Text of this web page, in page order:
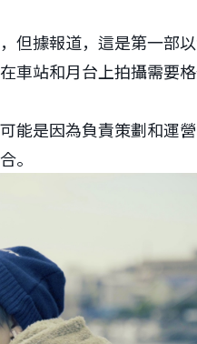
但據報道，這是第一部
車站和月台上拍攝需要
能是因為負責策劃和運
。